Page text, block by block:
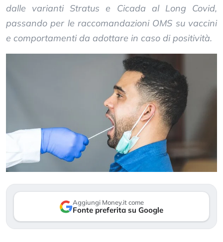
dalle varianti Stratus e Cicada al Long Covid,
passando per le raccomandazioni OMS su vaccini
e comportamenti da adottare in caso di positività.
Aggiungi Money.it come
Fonte preferita su Google